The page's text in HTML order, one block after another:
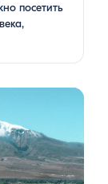
посетить
то для себя:
планируете
подругами,
в